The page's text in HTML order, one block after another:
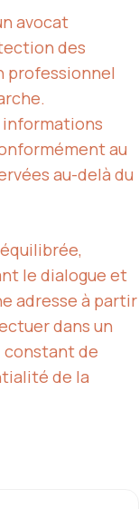
avocat
des
professionnel
informations
au
au-delà du
le dialogue et
adresse à partir
dans un
constant de
de la